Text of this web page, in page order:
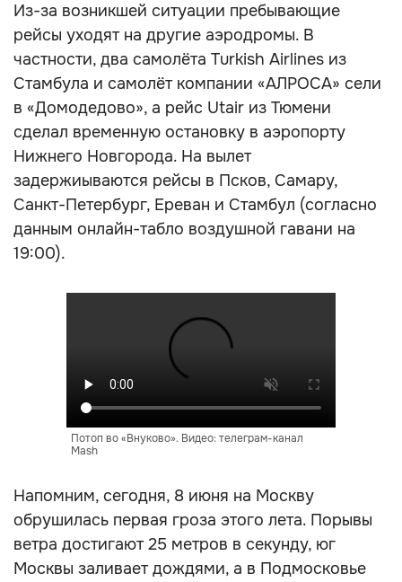
Из-за возникшей ситуации пребывающие
рейсы уходят на другие аэродромы. В
частности, два самолёта Turkish Airlines из
Стамбула и самолёт компании «АЛРОСА» сели
в «Домодедово», а рейс Utair из Тюмени
сделал временную остановку в аэропорту
Нижнего Новгорода. На вылет
задержиываются рейсы в Псков, Самару,
Санкт-Петербург, Ереван и Стамбул (согласно
данным онлайн-табло воздушной гавани на
19:00).
Потоп во «Внуково». Видео: телеграм-канал
Mash
Напомним, сегодня, 8 июня на Москву
обрушилась первая гроза этого лета. Порывы
ветра достигают 25 метров в секунду, юг
Москвы заливает дождями, а в Подмосковье